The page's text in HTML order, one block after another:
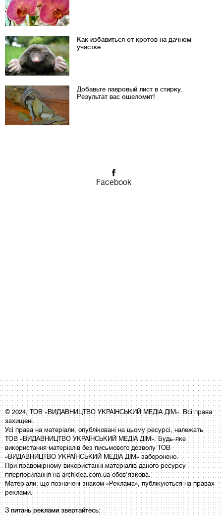
Как избавиться от кротов на дачном
участке
Добавьте лавровый лист в стирку.
Результат вас ошеломит!
Facebook
© 2024, ТОВ «ВИДАВНИЦТВО УКРАЇНСЬКИЙ МЕДІА ДІМ». Всі права
захищені.
Усі права на матеріали, опубліковані на цьому ресурсі, належать
ТОВ «ВИДАВНИЦТВО УКРАЇНСЬКИЙ МЕДІА ДІМ». Будь-яке
використання матеріалів без письмового дозволу ТОВ
«ВИДАВНИЦТВО УКРАЇНСЬКИЙ МЕДІА ДІМ» заборонено.
При правомірному використанні матеріалів даного ресурсу
гіперпосилання на archidea.com.ua обов'язкова.
Матеріали, що позначені знаком «Реклама», публікуються на правах
реклами.
З питань реклами звертайтесь: